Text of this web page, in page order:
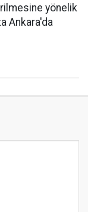
yönelik
Ankara'da